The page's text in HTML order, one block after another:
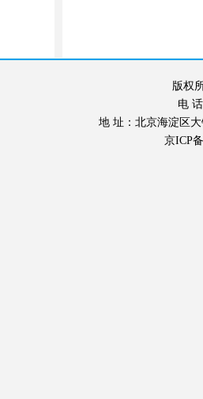
版权
电
地 址：北京海淀区
京ICP